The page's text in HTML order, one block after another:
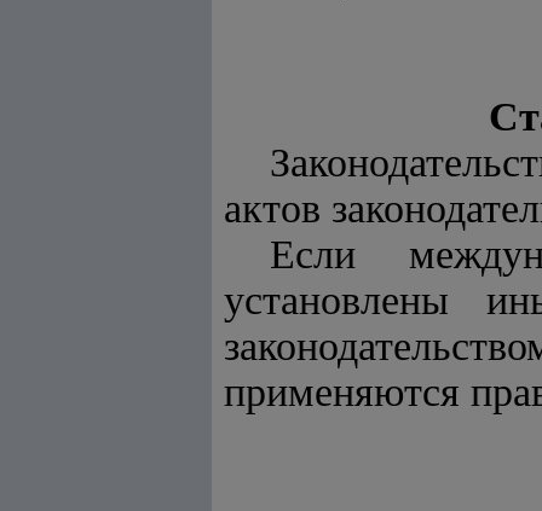
актов
Если
установлены
применяются